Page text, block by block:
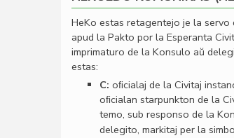
HeKo estas retagentejo je la servo
apud la Pakto por la Esperanta
imprimaturo de la Konsulo aŭ
estas:
C: oﬁcialaj de la Civitaj
oﬁcialan starpunkton de la
temo, sub responso de la
delegito, markitaj per la